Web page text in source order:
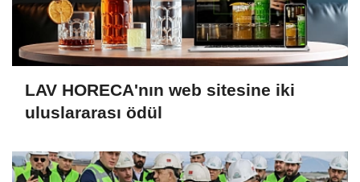
LAV HORECA'nın web sitesine iki
uluslararası ödül